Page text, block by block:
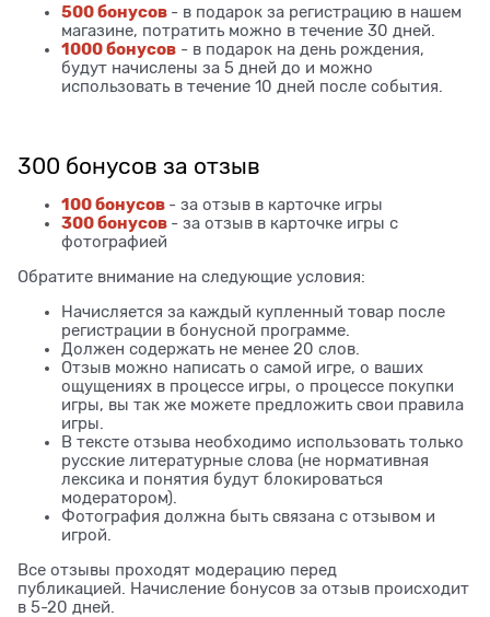
500 бонусов - в подарок за регистрацию в нашем
магазине, потратить можно в течение 30 дней.
1000 бонусов - в подарок на день рождения,
будут начислены за 5 дней до и можно
использовать в течение 10 дней после события.
300 бонусов за отзыв
100 бонусов - за отзыв в карточке игры
300 бонусов - за отзыв в карточке игры с
фотографией
Обратите внимание на следующие условия:
Начисляется за каждый купленный товар после
регистрации в бонусной программе.
Должен содержать не менее 20 слов.
Отзыв можно написать о самой игре, о ваших
ощущениях в процессе игры, о процессе покупки
игры, вы так же можете предложить свои правила
игры.
В тексте отзыва необходимо использовать только
русские литературные слова (не нормативная
лексика и понятия будут блокироваться
модератором).
Фотография должна быть связана с отзывом и
игрой.
Все отзывы проходят модерацию перед
публикацией. Начисление бонусов за отзыв происходит
в 5-20 дней.